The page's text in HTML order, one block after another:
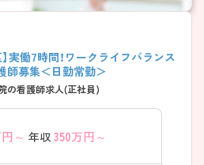
実働7時間！ワークライフバランス
師募集＜日勤常勤＞
の看護師求人(正社員)
～ 年収 350万円～